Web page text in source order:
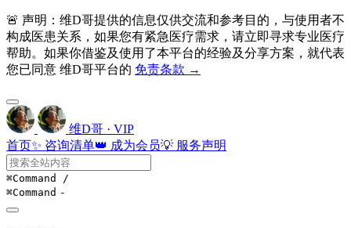
🚨 声明：维D哥提供的信息仅供交流和参考目的，与使用者不
构成医患关系，如果您有紧急医疗需求，请立即寻求专业医疗
帮助。如果你借鉴及使用了本平台的经验及分享方案，就代表
您已同意 维D哥平台的 免责条款 →
维D哥 · VIP
首页✨ 咨询清单👑 成为会员💡 服务声明
⌘Command /
⌘Command -